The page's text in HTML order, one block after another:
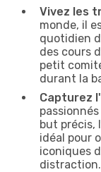
Vivez les
monde, il
quotidien
des cours
petit
durant la
Capturez
but précis,
idéal pour
iconiques
distraction.